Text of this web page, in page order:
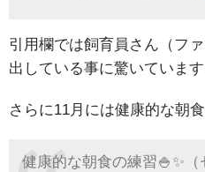
引用欄では飼育員さん（フ
出している事に驚いています
さらに11月には健康的な朝
健康的な朝食の練習🍚✨（